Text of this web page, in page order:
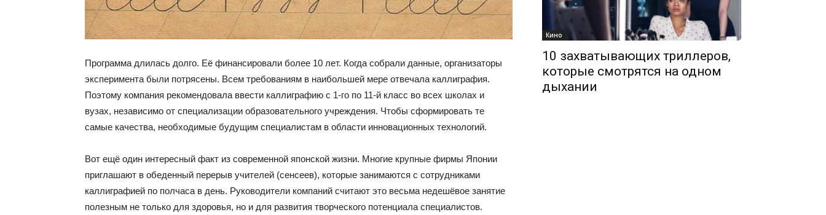
Программа длилась долго. Её финансировали более 10 лет. Когда собрали данные, организаторы
эксперимента были потрясены. Всем требованиям в наибольшей мере отвечала каллиграфия.
Поэтому компания рекомендовала ввести каллиграфию с 1-го по 11-й класс во всех школах и
вузах, независимо от специализации образовательного учреждения. Чтобы сформировать те
самые качества, необходимые будущим специалистам в области инновационных технологий.
Вот ещё один интересный факт из современной японской жизни. Многие крупные фирмы Японии
приглашают в обеденный перерыв учителей (сенсеев), которые занимаются с сотрудниками
каллиграфией по полчаса в день. Руководители компаний считают это весьма недешёвое занятие
полезным не только для здоровья, но и для развития творческого потенциала специалистов.
Кино
10 захватывающих триллеров,
которые смотрятся на одном
дыхании